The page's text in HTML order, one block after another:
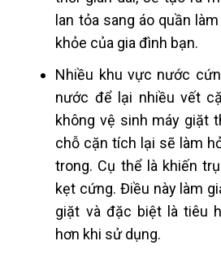
lan tỏa sang áo quần
khỏe của gia đình bạn.
Nhiều khu vực nước
nước để lại nhiều vết
không vệ sinh máy giặt
chỗ cặn tích lại sẽ làm
trong. Cụ thể là khiến
kẹt cứng. Điều này làm
giặt và đặc biệt là tiêu
hơn khi sử dụng.